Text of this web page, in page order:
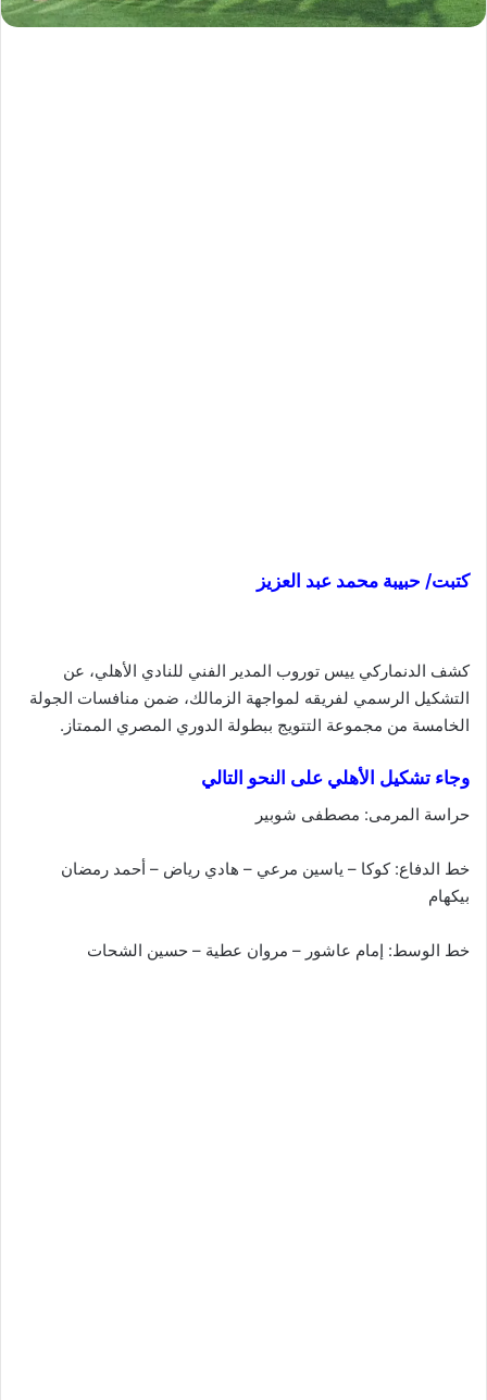
كتبت/ حبيبة محمد عبد العزيز
كشف الدنماركي ييس توروب المدير الفني للنادي الأهلي، عن
التشكيل الرسمي لفريقه لمواجهة الزمالك، ضمن منافسات الجولة
الخامسة من مجموعة التتويج ببطولة الدوري المصري الممتاز.
وجاء تشكيل الأهلي على النحو التالي
حراسة المرمى: مصطفى شوبير
خط الدفاع: كوكا – ياسين مرعي – هادي رياض – أحمد رمضان
بيكهام
خط الوسط: إمام عاشور – مروان عطية – حسين الشحات